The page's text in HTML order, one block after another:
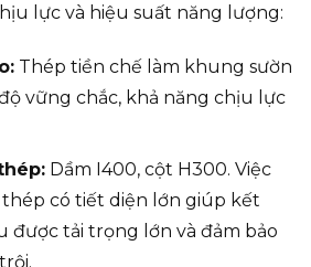
lực và hiệu suất năng lượng:
Thép tiền chế làm khung sườn
vững chắc, khả năng chịu lực
Dầm I400, cột H300. Việc
thép có tiết diện lớn giúp kết
được tải trọng lớn và đảm bảo